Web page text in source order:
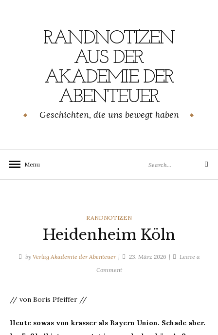
RANDNOTIZEN
AUS DER
AKADEMIE DER
ABENTEUER
Geschichten, die uns bewegt haben
Menu
for:
Search
CATEGORIES
RANDNOTIZEN
Heidenheim Köln
by Verlag Akademie der Abenteuer 23. März 2026
Leave a
Commenton
// von Boris Pfeiffer //
Heute sowas von krasser als Bayern Union. Schade aber.